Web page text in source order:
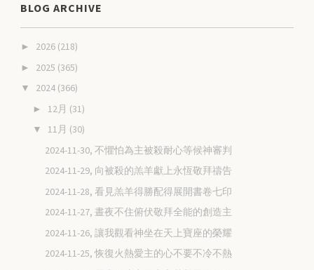
BLOG ARCHIVE
► 2026 (218)
► 2025 (365)
▼ 2024 (366)
► 12月 (31)
▼ 11月 (30)
2024-11-30, 不懼怕為主被殺耐心等候神審判
2024-11-29, 向被殺的羔羊獻上永恆敬拜禱告
2024-11-28, 看見羔羊得勝配得展開書卷七印
2024-11-27, 晝夜不住俯伏敬拜全能的創造主
2024-11-26, 讓我觀看神坐在天上寶座的榮耀
2024-11-25, 恢復火熱愛主的心不要不冷不熱